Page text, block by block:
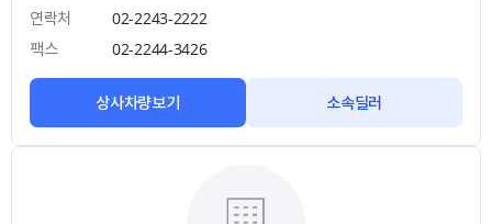
연락처
02-2243-2222
팩스
02-2244-3426
상사차량보기 소속딜러